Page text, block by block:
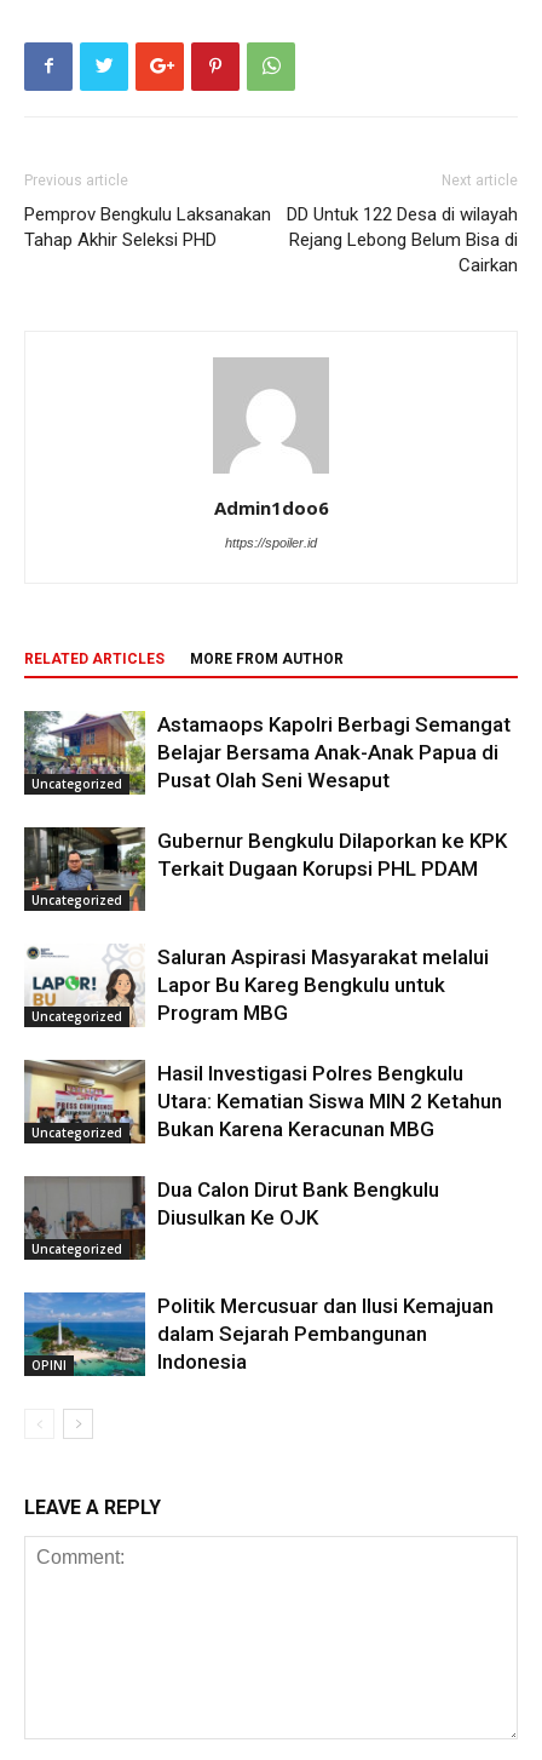
Previous article
Pemprov Bengkulu Laksanakan
Tahap Akhir Seleksi PHD
Next article
DD Untuk 122 Desa di wilayah
Rejang Lebong Belum Bisa di
Cairkan
Admin1doo6
https://spoiler.id
RELATED ARTICLES MORE FROM AUTHOR
Uncategorized
Astamaops Kapolri Berbagi Semangat
Belajar Bersama Anak-Anak Papua di
Pusat Olah Seni Wesaput
Uncategorized
Gubernur Bengkulu Dilaporkan ke KPK
Terkait Dugaan Korupsi PHL PDAM
Uncategorized
Saluran Aspirasi Masyarakat melalui
Lapor Bu Kareg Bengkulu untuk
Program MBG
Uncategorized
Hasil Investigasi Polres Bengkulu
Utara: Kematian Siswa MIN 2 Ketahun
Bukan Karena Keracunan MBG
Uncategorized
Dua Calon Dirut Bank Bengkulu
Diusulkan Ke OJK
OPINI
Politik Mercusuar dan Ilusi Kemajuan
dalam Sejarah Pembangunan
Indonesia
LEAVE A REPLY